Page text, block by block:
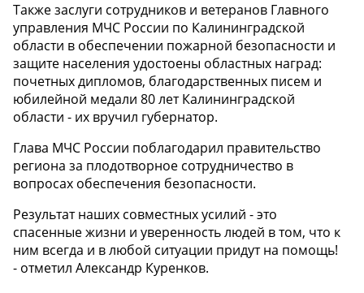
Также заслуги сотрудников и ветеранов Главного
управления МЧС России по Калининградской
области в обеспечении пожарной безопасности и
защите населения удостоены областных наград:
почетных дипломов, благодарственных писем и
юбилейной медали 80 лет Калининградской
области - их вручил губернатор.
Глава МЧС России поблагодарил правительство
региона за плодотворное сотрудничество в
вопросах обеспечения безопасности.
Результат наших совместных усилий - это
спасенные жизни и уверенность людей в том, что к
ним всегда и в любой ситуации придут на помощь!
- отметил Александр Куренков.